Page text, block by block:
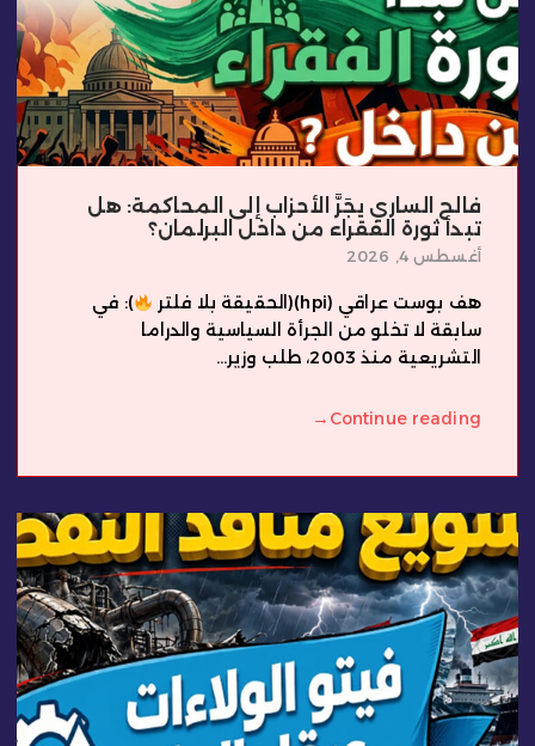
فالح الساري يجَرَّ الأحزاب إلى المحاكمة: هل
تبدأ ثورة الفقراء من داخل البرلمان؟
أغسطس 4, 2026
هف بوست عراقي (hpi)(الحقيقة بلا فلتر
): في
سابقة لا تخلو من الجرأة السياسية والدراما
التشريعية منذ 2003، طلب وزير...
Continue reading
→